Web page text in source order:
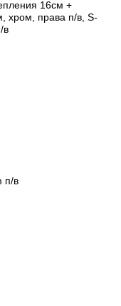
16см +
хром, права п/в, S-
в
п/в